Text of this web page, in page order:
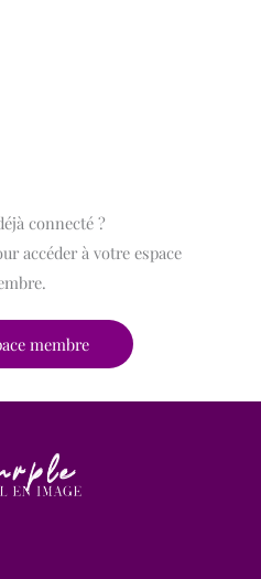
connecté ?
accéder à votre espace
membre